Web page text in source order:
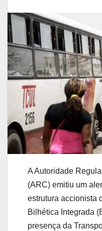
A Autoridade
(ARC) emitiu um
estrutura accionista
Bilhética Integrada
presença da